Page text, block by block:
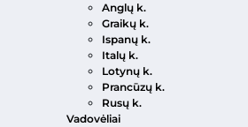
Anglų k.
Graikų k.
Ispanų k.
Italų k.
Lotynų k.
Prancūzų k.
Rusų k.
Vadovėliai